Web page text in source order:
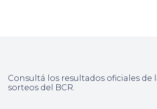
Consultá los resultados oficiales de
sorteos del BCR.